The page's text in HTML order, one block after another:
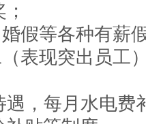
假等各种有薪
表现突出员工
遇，每月水电费